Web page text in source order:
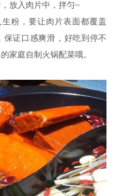
放入肉片中，拌匀~
生粉，要让肉片表面都覆盖
保证口感爽滑，好吃到停不
家庭自制火锅配菜哦。